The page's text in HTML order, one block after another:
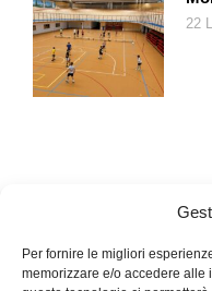
Per fornire le migliori
memorizzare e/o accedere alle
22